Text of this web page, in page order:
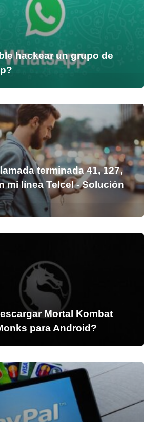
hackear un grupo de
terminada 41, 127,
mi línea Telcel - Solución
Mortal Kombat
para Android?